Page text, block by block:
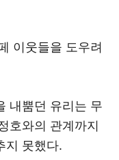
이웃들을 도우려
내뿜던 유리는 무
호와의 관계까지
지 못했다.